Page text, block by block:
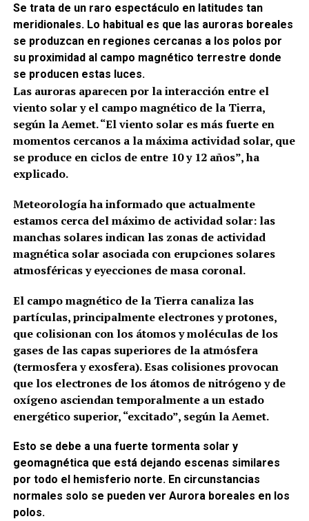
Se trata de un raro espectáculo en latitudes tan
meridionales. Lo habitual es que las auroras boreales
se produzcan en regiones cercanas a los polos por
su proximidad al campo magnético terrestre donde
se producen estas luces.
Las auroras aparecen por la interacción entre el
viento solar y el campo magnético de la Tierra,
según la Aemet. “El viento solar es más fuerte en
momentos cercanos a la máxima actividad solar, que
se produce en ciclos de entre 10 y 12 años”, ha
explicado.
Meteorología ha informado que actualmente
estamos cerca del máximo de actividad solar: las
manchas solares indican las zonas de actividad
magnética solar asociada con erupciones solares
atmosféricas y eyecciones de masa coronal.
El campo magnético de la Tierra canaliza las
partículas, principalmente electrones y protones,
que colisionan con los átomos y moléculas de los
gases de las capas superiores de la atmósfera
(termosfera y exosfera). Esas colisiones provocan
que los electrones de los átomos de nitrógeno y de
oxígeno asciendan temporalmente a un estado
energético superior, “excitado”, según la Aemet.
Esto se debe a una fuerte tormenta solar y
geomagnética que está dejando escenas similares
por todo el hemisferio norte. En circunstancias
normales solo se pueden ver Aurora boreales en los
polos.